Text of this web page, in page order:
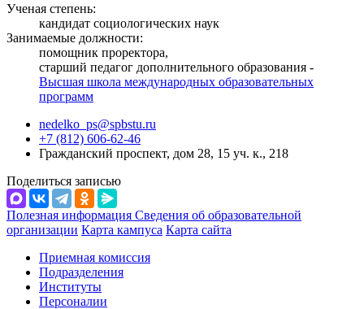
Ученая степень:
кандидат социологических наук
Занимаемые должности:
помощник проректора,
старший педагог дополнительного образования -
Высшая школа международных образовательных
программ
nedelko_ps@spbstu.ru
+7 (812) 606-62-46
Гражданский проспект, дом 28, 15 уч. к., 218
Поделиться записью
Полезная информация Сведения об образовательной
организации Карта кампуса Карта сайта
Приемная комиссия
Подразделения
Институты
Персоналии